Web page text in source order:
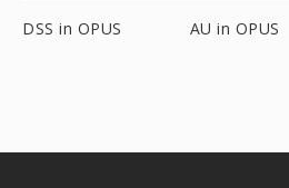
DSS in OPUS AU in OPUS